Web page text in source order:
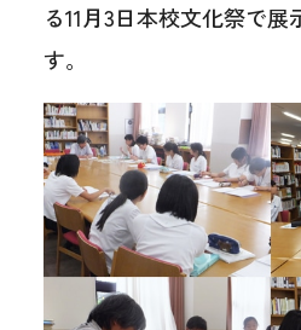
る11月3日本校文化祭で
す。